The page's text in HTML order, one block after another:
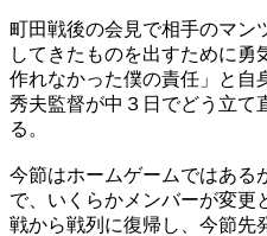
町田戦後の会見で相手のマン
してきたものを出すために勇
作れなかった僕の責任」と自
秀夫監督が中３日でどう立て
る。
今節はホームゲームではある
で、いくらかメンバーが変更
戦から戦列に復帰し、今節先